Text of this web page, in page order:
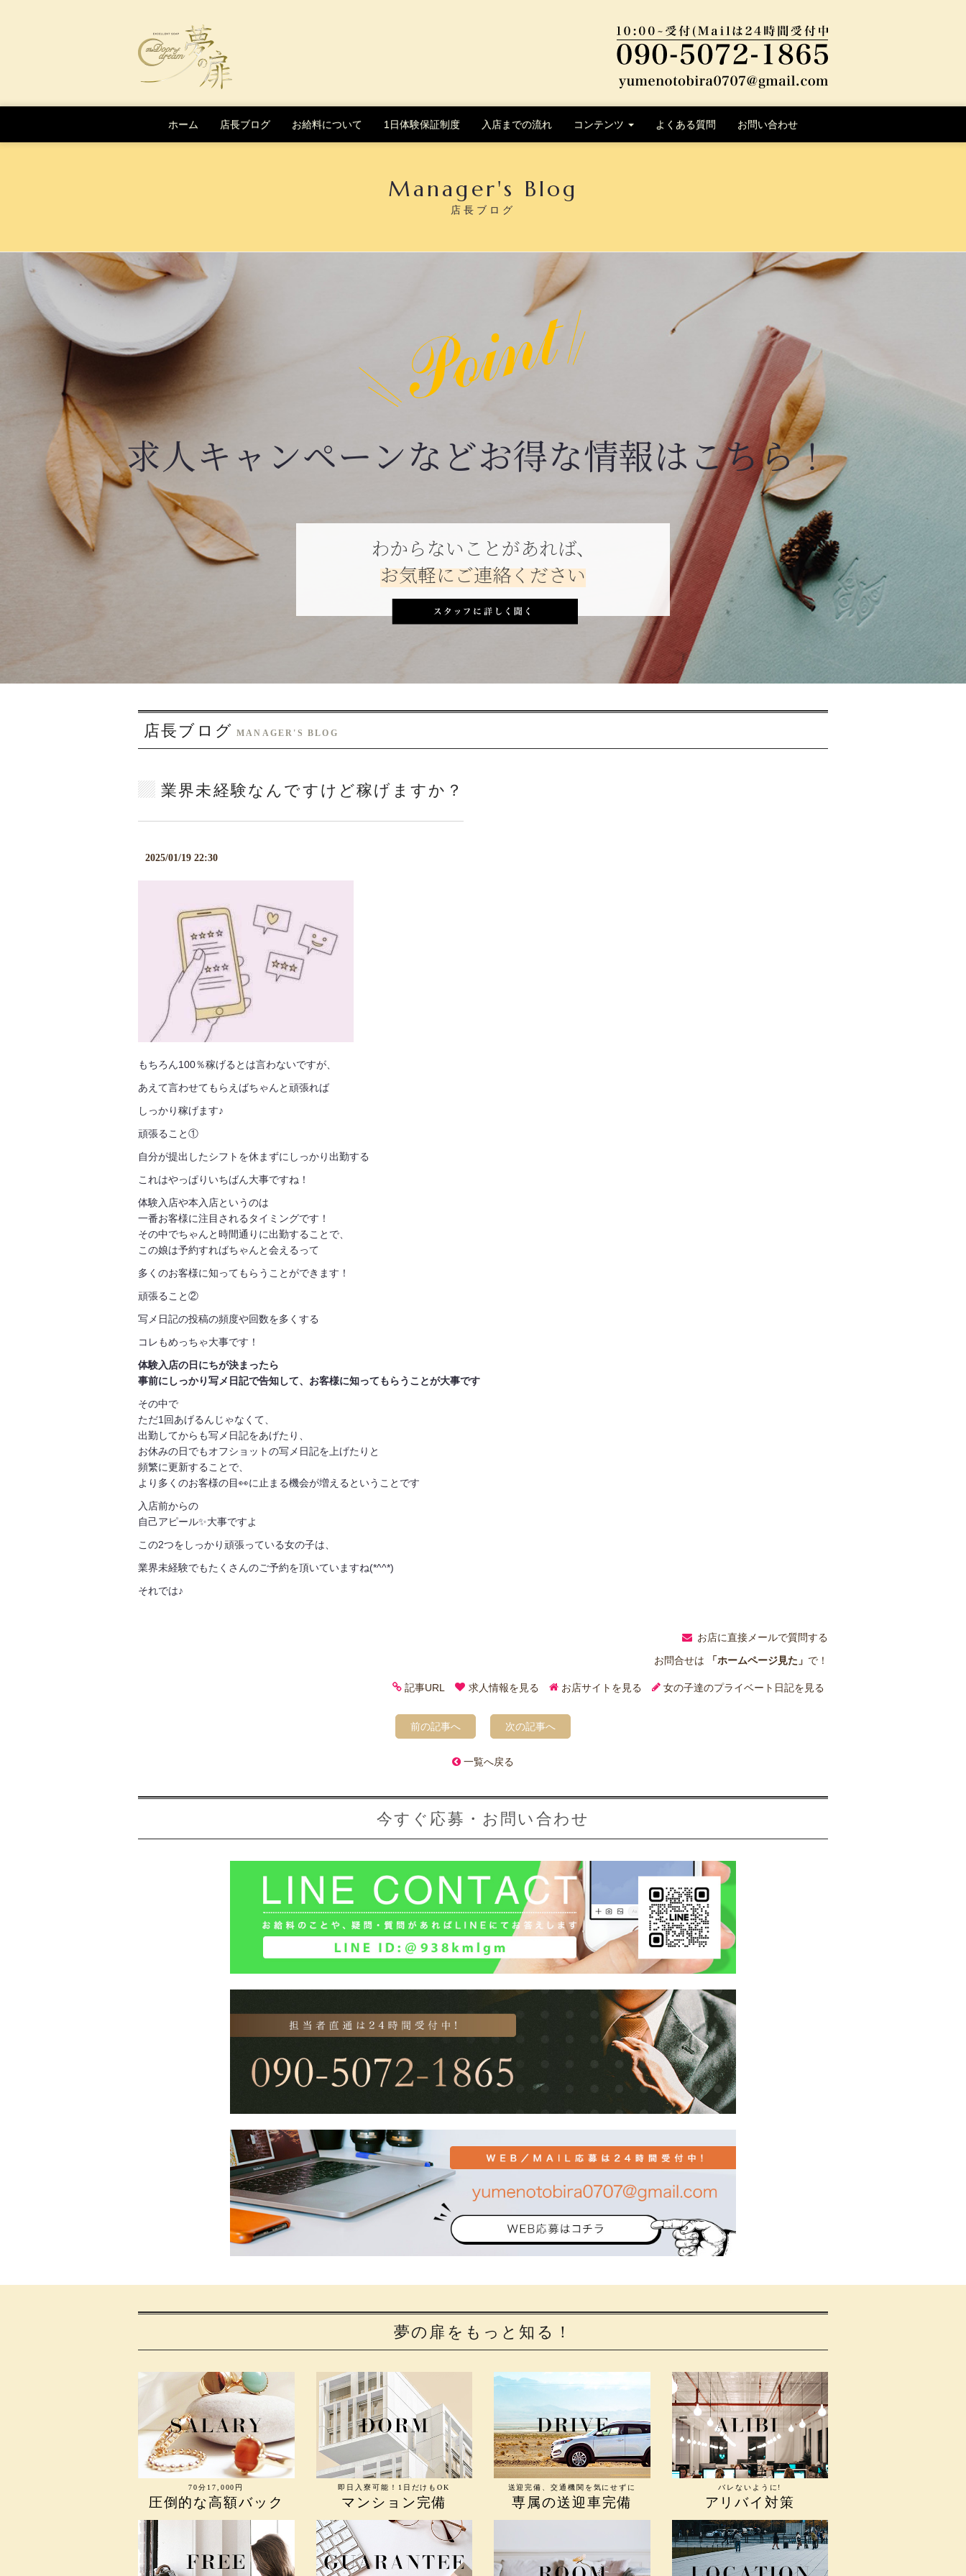
ホーム 店長ブログ お給料について 1日体験保証制度 入店までの流れ コンテンツ よくある質問 お問い合わせ
Manager's Blog
店長ブログ
わからないことがあれば、
お気軽にご連絡ください
求人キャンペーンなどお得な情報はこちら！
店長ブログ MANAGER'S BLOG
業界未経験なんですけど稼げますか？
2025/01/19 22:30
もちろん100％稼げるとは言わないですが、
あえて言わせてもらえばちゃんと頑張れば
しっかり稼げます♪
頑張ること①
自分が提出したシフトを休まずにしっかり出勤する
これはやっぱりいちばん大事ですね！
体験入店や本入店というのは
一番お客様に注目されるタイミングです！
その中でちゃんと時間通りに出勤することで、
この娘は予約すればちゃんと会えるって
多くのお客様に知ってもらうことができます！
頑張ること②
写メ日記の投稿の頻度や回数を多くする
コレもめっちゃ大事です！
体験入店の日にちが決まったら
事前にしっかり写メ日記で告知して、お客様に知ってもらうことが大事です
その中で
ただ1回あげるんじゃなくて、
出勤してからも写メ日記をあげたり、
お休みの日でもオフショットの写メ日記を上げたりと
頻繁に更新することで、
より多くのお客様の目👀に止まる機会が増えるということです
入店前からの
自己アピール✨️大事ですよ
この2つをしっかり頑張っている女の子は、
業界未経験でもたくさんのご予約を頂いていますね(*^^*)
それでは♪
お店に直接メールで質問する
お問合せは
「ホームページ見た」 で！
記事URL 求人情報を見る お店サイトを見る 女の子達のプライベート日記を見る
前の記事へ 次の記事へ
一覧へ戻る
今すぐ応募・お問い合わせ
夢の扉をもっと知る！
70分17,000円
圧倒的な高額バック
即日入寮可能！1日だけもOK
マンション完備
送迎完備、交通機関を気にせずに
専属の送迎車完備
バレないように!
アリバイ対策